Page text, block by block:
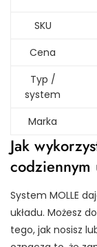
SKU
Cena
Typ /
system
Marka
Jak
codziennym
System MOLLE
układu. Możesz
tego, jak nosisz